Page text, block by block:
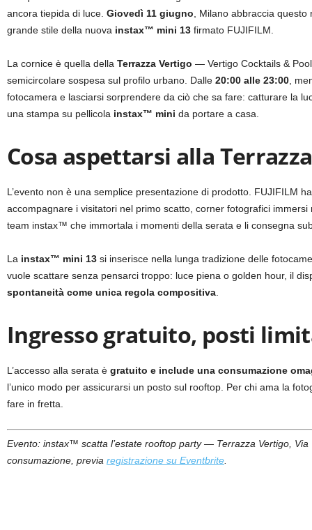
ancora tiepida di luce. Giovedì 11 giugno , Milano abbraccia
grande stile della nuova instax™ mini 13 firmato FUJIFILM.
La cornice è quella della Terrazza Vertigo — Vertigo Cocktails &
semicircolare sospesa sul profilo urbano. Dalle 20:00 alle 23:00 ,
fotocamera e lasciarsi sorprendere da ciò che sa fare: catturare la
una stampa su pellicola instax™ mini da portare a casa.
Cosa aspettarsi alla
L’evento non è una semplice presentazione di prodotto. FUJIFILM
accompagnare i visitatori nel primo scatto, corner fotografici
team instax™ che immortala i momenti della serata e li consegna
La instax™ mini 13 si inserisce nella lunga tradizione delle
vuole scattare senza pensarci troppo: luce piena o golden hour, il
spontaneità come unica regola compositiva
Ingresso gratuito, posti
L’accesso alla serata è gratuito e include una consumazione
l’unico modo per assicurarsi un posto sul rooftop. Per chi ama la
fare in fretta.
Evento: instax™ scatta l’estate rooftop party — Terrazza Vertigo,
consumazione, previa registrazione su Eventbrite